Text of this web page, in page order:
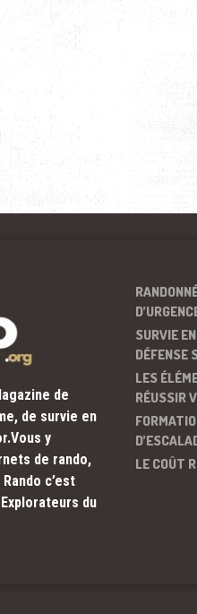
de
de survie en
y
de rando,
c’est
du
SURVIE
DÉFENSE
LES
RÉUSSIR
LE COÛT